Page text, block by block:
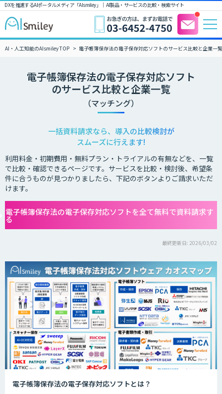
DXを推進するAIポータルメディア「AIsmiley」｜ AI製品・サービスの比較・検索サイト
AI・人工知能のAIsmiley TOP 電子帳簿保存法の電子保存対応ソフトのサービス比較と企業一
電子帳簿保存法の電子保存対応ソフト
のサービス比較と企業一覧
（マッチング）
一括資料請求なら、導入の比較検討が
スムーズに行えます!
利用料金・初期費用・無料プラン・トライアルの有無などを、一覧
で比較・確認できるページです。サービスを比較・検討後、希望条
件に合うものが見つかりましたら、下記のボタンよりご請求いただ
けます。
電子帳簿保存法の電子保存対応ソフトを全て無料で資料請求す
る
最終更新日: 2026/03/02
電子帳簿保存法の電子保存対応ソフトとは？